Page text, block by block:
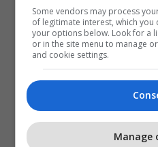
Some vendors may process
of legitimate interest, which
your options below. Look for a
or in the site menu to manage
and cookie settings.
Manage